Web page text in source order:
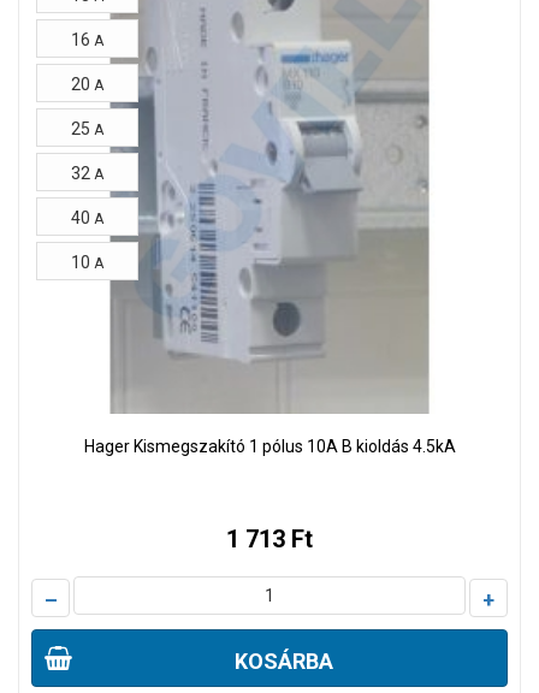
Hager Kismegszakító 1 pólus 10A B kioldás 4.5kA
1 713 Ft
16 A
20 A
25 A
32 A
40 A
10 A
– +
KOSÁRBA